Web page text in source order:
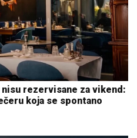
rezervisane za vikend:
koja se spontano